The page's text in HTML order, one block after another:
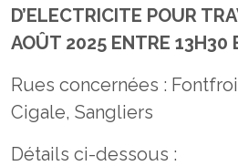
D’ELECTRICITE POUR
AOÛT 2025 ENTRE 13H30
Rues concernées :
Cigale, Sangliers
Détails ci-dessous :